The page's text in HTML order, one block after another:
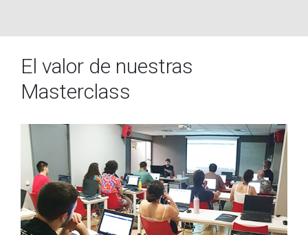
El valor de nuestras
Masterclass